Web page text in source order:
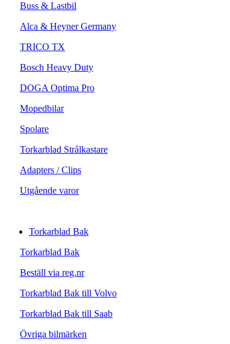
Buss & Lastbil
Alca & Heyner Germany
TRICO TX
Bosch Heavy Duty
DOGA Optima Pro
Mopedbilar
Spolare
Torkarblad Strålkastare
Adapters / Clips
Utgående varor
Torkarblad Bak
Torkarblad Bak
Beställ via reg.nr
Torkarblad Bak till Volvo
Torkarblad Bak till Saab
Övriga bilmärken